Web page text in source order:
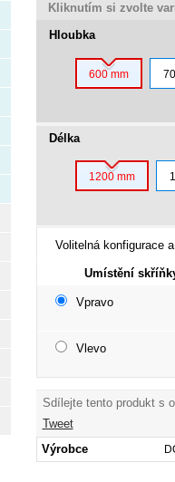
Kliknutím si zvolte
Hloubka
600 mm
Délka
1200 mm
Volitelná konfigurace
Umístění
Vpravo
Vlevo
Sdílejte tento produkt s
Tweet
Výrobce